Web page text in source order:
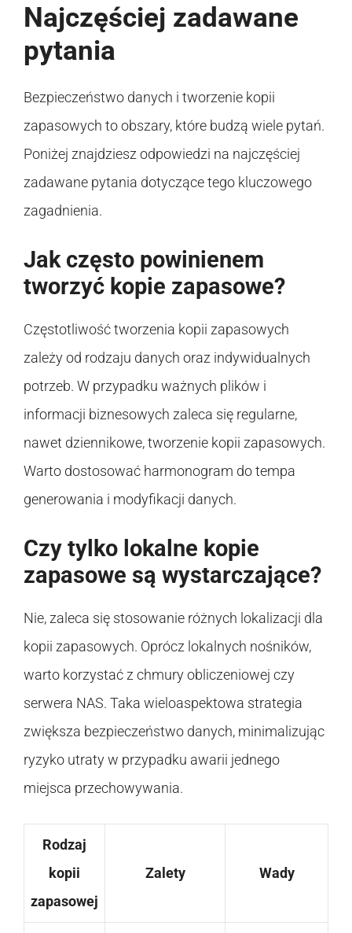
Najczęściej zadawane
pytania
Bezpieczeństwo danych i tworzenie kopii
zapasowych to obszary, które budzą wiele pytań.
Poniżej znajdziesz odpowiedzi na najczęściej
zadawane pytania dotyczące tego kluczowego
zagadnienia.
Jak często powinienem
tworzyć kopie zapasowe?
Częstotliwość tworzenia kopii zapasowych
zależy od rodzaju danych oraz indywidualnych
potrzeb. W przypadku ważnych plików i
informacji biznesowych zaleca się regularne,
nawet dziennikowe, tworzenie kopii zapasowych.
Warto dostosować harmonogram do tempa
generowania i modyfikacji danych.
Czy tylko lokalne kopie
zapasowe są wystarczające?
Nie, zaleca się stosowanie różnych lokalizacji dla
kopii zapasowych. Oprócz lokalnych nośników,
warto korzystać z chmury obliczeniowej czy
serwera NAS. Taka wieloaspektowa strategia
zwiększa bezpieczeństwo danych, minimalizując
ryzyko utraty w przypadku awarii jednego
miejsca przechowywania.
Rodzaj
kopii
zapasowej
Zalety Wady